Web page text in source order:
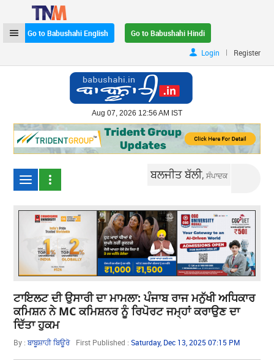
Go to Babushahi English
Go to Babushahi Hindi
Login
| Register
Aug 07, 2026 12:56 AM IST
ਬਲਜੀਤ ਬੱਲੀ,ਸੰਪਾਦਕ
ਟਾਇਲਟ ਦੀ ਉਸਾਰੀ ਦਾ ਮਾਮਲਾ: ਪੰਜਾਬ ਰਾਜ ਮਨੁੱਖੀ ਅਧਿਕਾਰ
ਕਮਿਸ਼ਨ ਨੇ MC ਕਮਿਸ਼ਨਰ ਨੂੰ ਰਿਪੋਰਟ ਜਮ੍ਹਾਂ ਕਰਾਉਣ ਦਾ
ਦਿੱਤਾ ਹੁਕਮ
By :ਬਾਬੂਸ਼ਾਹੀ ਬਿਊਰੋ First Published :Saturday, Dec 13, 2025 07:15 PM